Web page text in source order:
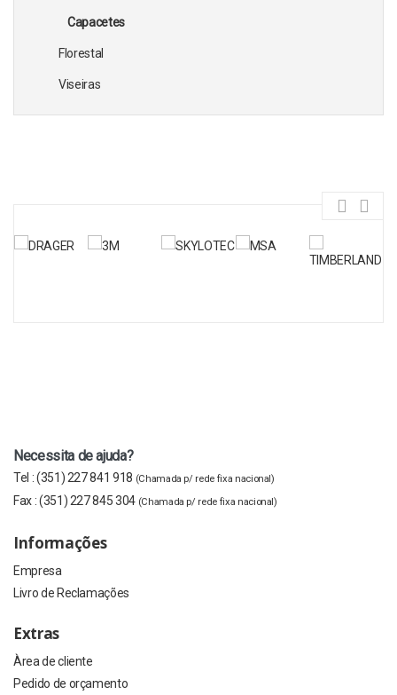
Capacetes
Florestal
Viseiras
Necessita de ajuda?
Tel :(351) 227 841 918 (Chamada p/ rede fixa nacional)
Fax :(351) 227 845 304 (Chamada p/ rede fixa nacional)
Informações
Empresa
Livro de Reclamações
Extras
Àrea de cliente
Pedido de orçamento